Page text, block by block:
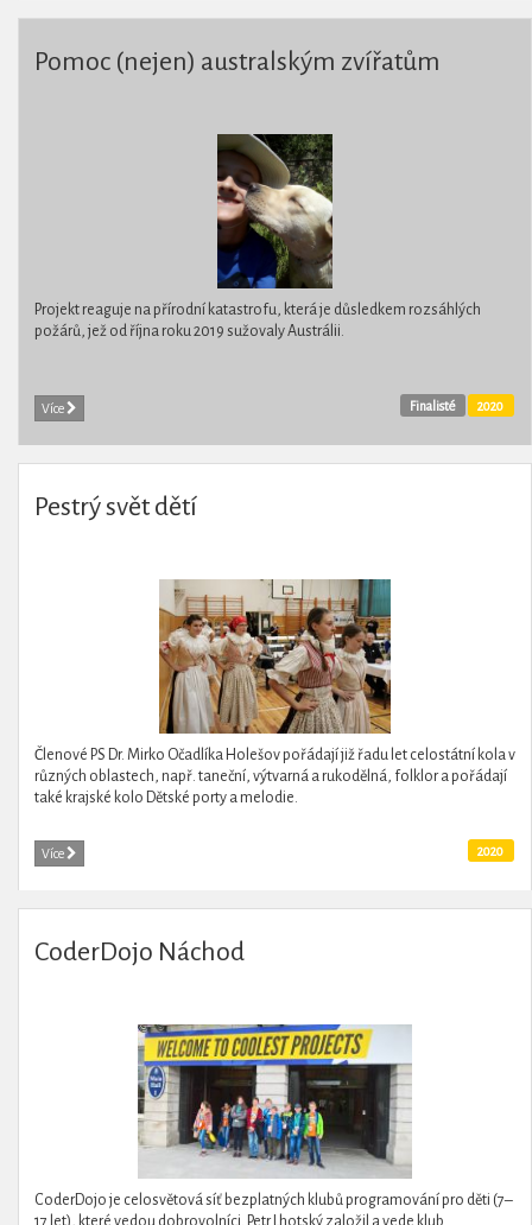
Pomoc (nejen) australským zvířatům
Projekt reaguje na přírodní katastrofu, která je důsledkem rozsáhlých
požárů, jež od října roku 2019 sužovaly Austrálii.
Více 2020
Finalisté
Pestrý svět dětí
Členové PS Dr. Mirko Očadlíka Holešov pořádají již řadu let celostátní kola v
různých oblastech, např. taneční, výtvarná a rukodělná, folklor a pořádají
také krajské kolo Dětské porty a melodie.
Více 2020
CoderDojo Náchod
CoderDojo je celosvětová síť bezplatných klubů programování pro děti (7–
17 let), které vedou dobrovolníci. Petr Lhotský založil a vede klub